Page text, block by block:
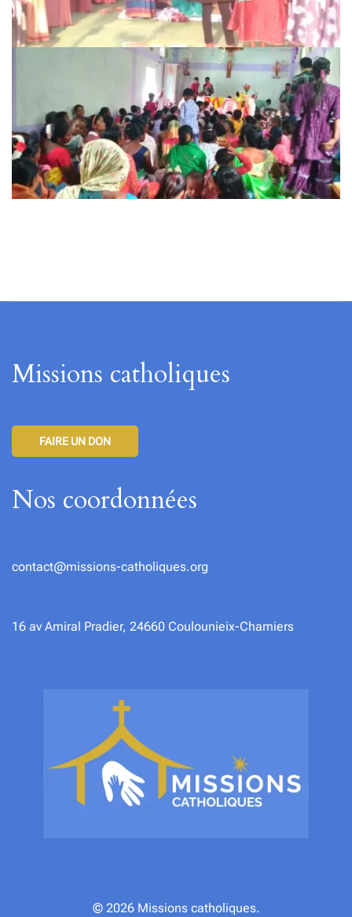
Missions catholiques
FAIRE UN DON
Nos coordonnées
contact@missions-catholiques.org
16 av Amiral Pradier, 24660 Coulounieix-Chamiers
© 2026 Missions catholiques.